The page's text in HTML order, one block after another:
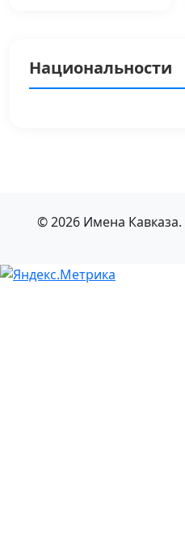
Национальности
© 2026 Имена